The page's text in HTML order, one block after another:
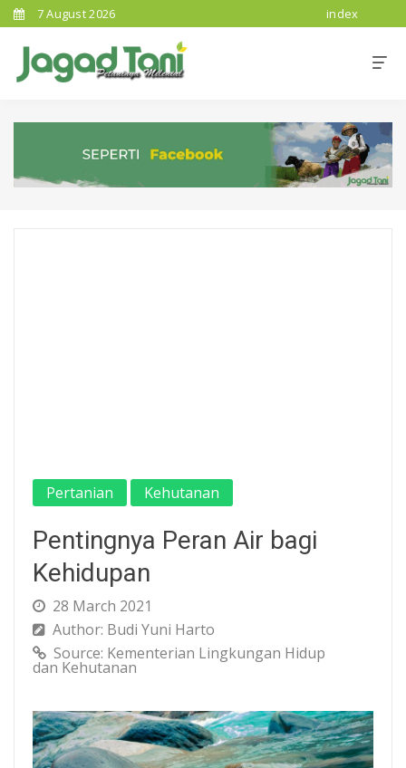
7 August 2026 index
Pertanian Kehutanan
Pentingnya Peran Air bagi
Kehidupan
28 March 2021
Author: Budi Yuni Harto
Source: Kementerian Lingkungan Hidup
dan Kehutanan